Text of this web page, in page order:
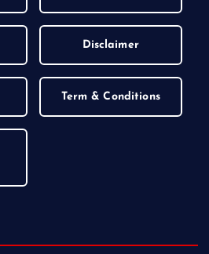
Disclaimer
Term & Conditions